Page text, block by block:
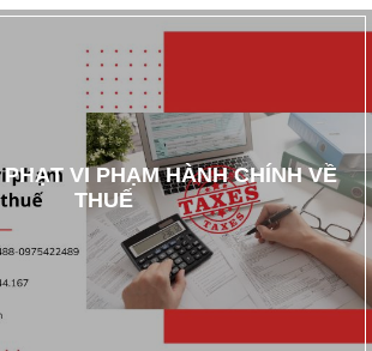
VI PHẠM HÀNH CHÍNH VỀ
THUẾ